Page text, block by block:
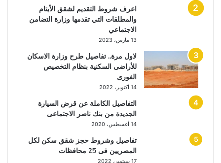
اعرف شروط التقديم لشقق الأيتام
والمطلقات التي تقدمها وزارة التضامن
الاجتماعي
13 مارس، 2023
لاول مرة.. تفاصيل طرح وزارة الاسكان
للأراضى السكنية بنظام التخصيص
الفورى
14 أكتوبر، 2022
التفاصيل الكاملة عن قرض السيارة
الجديدة من بنك ناصر الاجتماعى
14 أغسطس، 2020
تفاصيل وشروط حجز شقق سكن لكل
المصريين فى 25 محافظات
17 سبتمبر، 2022